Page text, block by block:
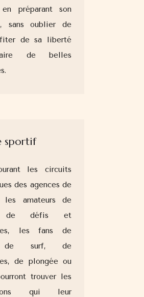
préparant son
sans oublier de
de sa liberté
de belles
sportif
les circuits
des agences de
les amateurs de
de défis et
les fans de
de surf, de
de plongée ou
trouver les
qui leur